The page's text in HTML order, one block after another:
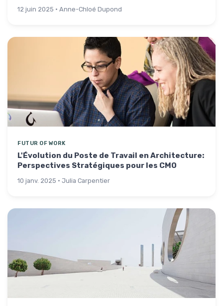
12 juin 2025 · Anne-Chloé Dupond
FUTUR OF WORK
L'Évolution du Poste de Travail en Architecture:
Perspectives Stratégiques pour les CMO
10 janv. 2025 · Julia Carpentier